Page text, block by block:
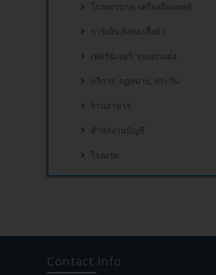
โรงพยาบาล, เครื่องมือแพทย์
การ์เม้น,สิ่งทอ,เสื้อผ้า
เฟอร์นิเจอร์, ของตกแต่ง
บริการ, กฏหมาย, ประกัน
ร้านอาหาร
สำนักงานบัญชี
โรงแรม
Contact info